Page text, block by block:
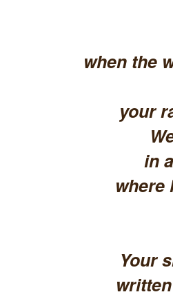
when the
your
in
where
Your